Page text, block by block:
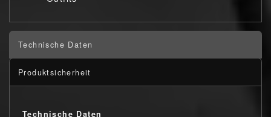
Technische Daten
Produktsicherheit
Technische Daten